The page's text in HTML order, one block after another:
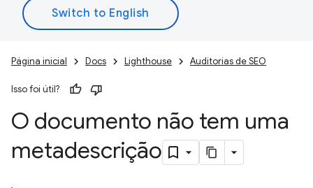
Página inicial Docs Lighthouse Auditorias de SEO
Isso foi útil?
O documento não tem uma
metadescrição